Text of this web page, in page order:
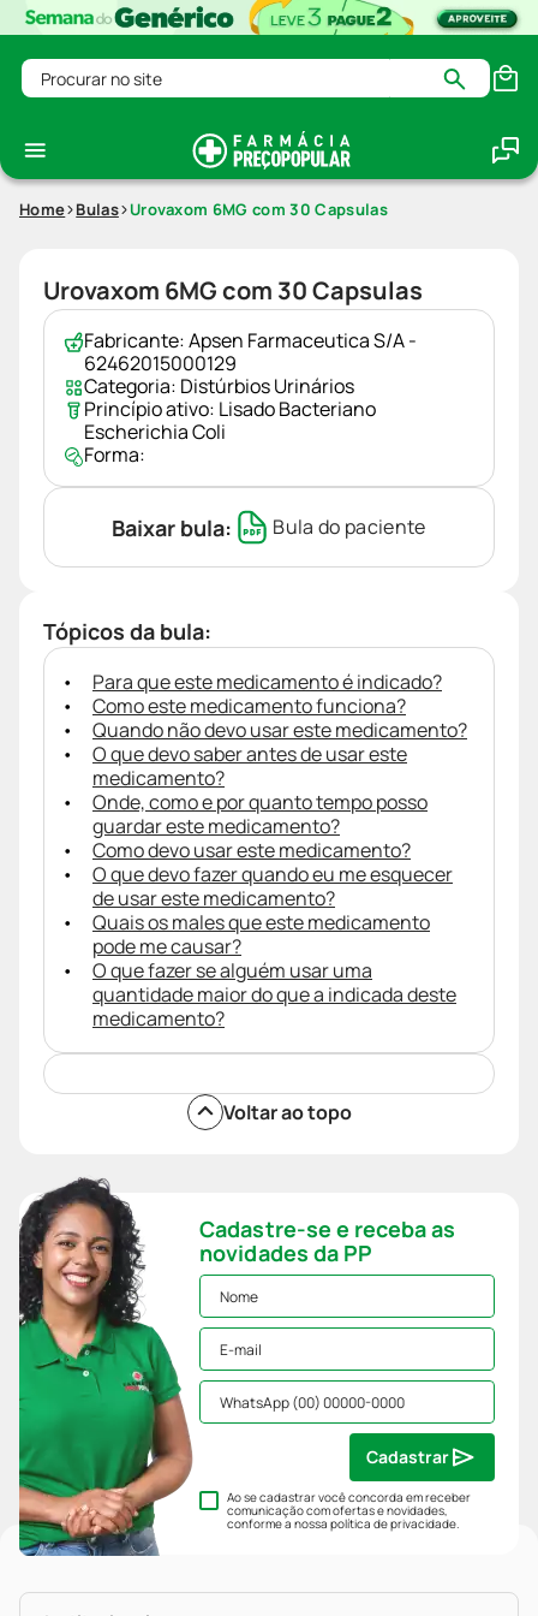
Procurar no site
Home Bulas Urovaxom 6MG com 30 Capsulas
Urovaxom 6MG com 30 Capsulas
Fabricante:Apsen Farmaceutica S/A -
62462015000129
Categoria: Distúrbios Urinários
Princípio ativo: Lisado Bacteriano
Escherichia Coli
Forma:
Baixar bula: Bula do paciente
Tópicos da bula:
Para que este medicamento é indicado?
Como este medicamento funciona?
Quando não devo usar este medicamento?
O que devo saber antes de usar este
medicamento?
Onde, como e por quanto tempo posso
guardar este medicamento?
Como devo usar este medicamento?
O que devo fazer quando eu me esquecer
de usar este medicamento?
Quais os males que este medicamento
pode me causar?
O que fazer se alguém usar uma
quantidade maior do que a indicada deste
medicamento?
Voltar ao topo
Cadastre-se e receba as
novidades da PP
Ao se cadastrar você concorda em receber
comunicação com ofertas e novidades,
conforme a nossapolítica de privacidade.
Cadastrar